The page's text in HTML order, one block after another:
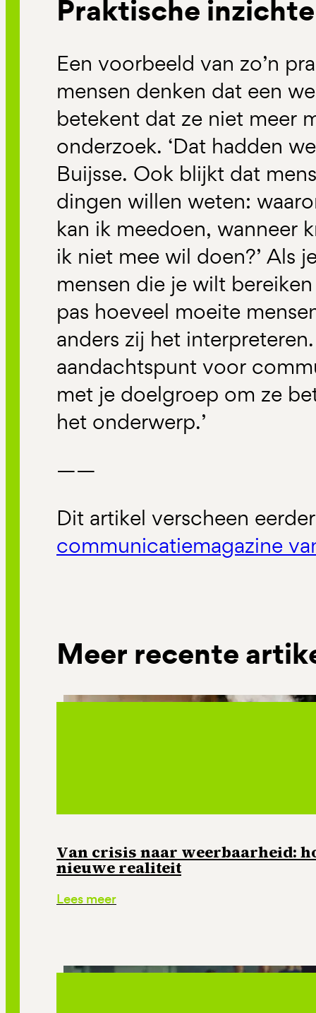
Praktische
Een voorbeeld van zo’n
mensen denken dat een
betekent dat ze niet meer
onderzoek. ‘Dat hadden
Buijsse. Ook blijkt dat
dingen willen weten:
kan ik meedoen, wanneer
ik niet mee wil doen?’ Als
mensen die je wilt
pas hoeveel moeite
anders zij het
aandachtspunt voor
met je doelgroep om ze
het onderwerp.’
——
Dit artikel verscheen
communicatiemagazine
Meer recente
Van crisis naar weerbaarheid:
nieuwe realiteit
Lees meer